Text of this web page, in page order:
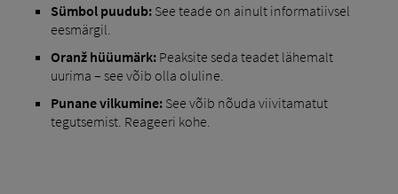
Sümbol puudub:See teade on ainult informatiivsel
eesmärgil.
Oranž hüüumärk:Peaksite seda teadet lähemalt
uurima – see võib olla oluline.
Punane vilkumine:See võib nõuda viivitamatut
tegutsemist. Reageeri kohe.